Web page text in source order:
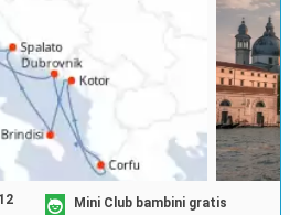
Mini Club bambini gratis